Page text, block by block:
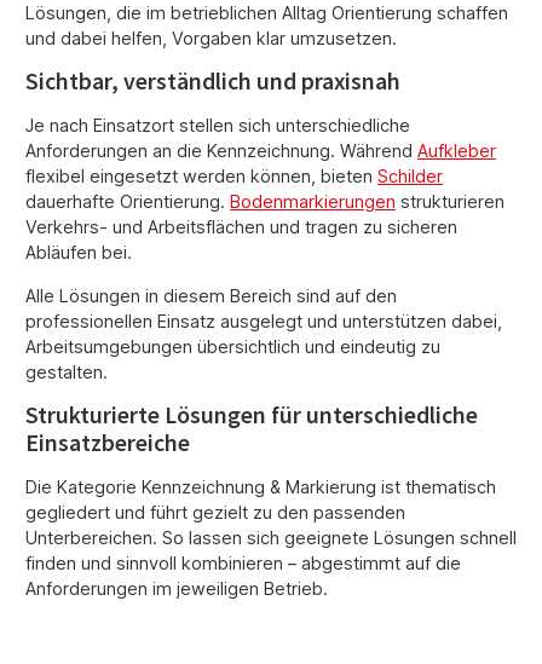
Lösungen, die im betrieblichen Alltag Orientierung schaffen
und dabei helfen, Vorgaben klar umzusetzen.
Sichtbar, verständlich und praxisnah
Je nach Einsatzort stellen sich unterschiedliche
Anforderungen an die Kennzeichnung. Während Aufkleber
flexibel eingesetzt werden können, bieten Schilder
dauerhafte Orientierung. Bodenmarkierungen strukturieren
Verkehrs- und Arbeitsflächen und tragen zu sicheren
Abläufen bei.
Alle Lösungen in diesem Bereich sind auf den
professionellen Einsatz ausgelegt und unterstützen dabei,
Arbeitsumgebungen übersichtlich und eindeutig zu
gestalten.
Strukturierte Lösungen für unterschiedliche
Einsatzbereiche
Die Kategorie Kennzeichnung & Markierung ist thematisch
gegliedert und führt gezielt zu den passenden
Unterbereichen. So lassen sich geeignete Lösungen schnell
finden und sinnvoll kombinieren – abgestimmt auf die
Anforderungen im jeweiligen Betrieb.